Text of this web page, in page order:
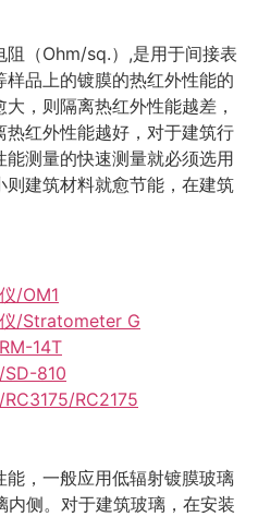
（Ohm/sq.）,是用于间接表
品上的镀膜的热红外性能的
，则隔离热红外性能越差，
红外性能越好，对于建筑行
测量的快速测量就必须选用
建筑材料就愈节能，在建筑
/OM1
/Stratometer G
14T
SD-810
RC2175
，一般应用低辐射镀膜玻璃
侧。对于建筑玻璃，在安装